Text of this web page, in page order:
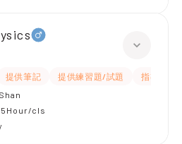
提供筆記 提供練習題/試題
指導功課
cls